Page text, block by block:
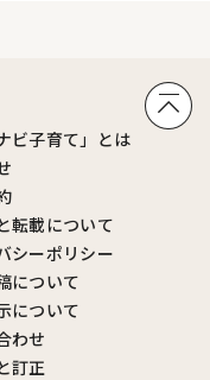
ビ子育て」とは
転載について
シーポリシー
について
について
わせ
訂正